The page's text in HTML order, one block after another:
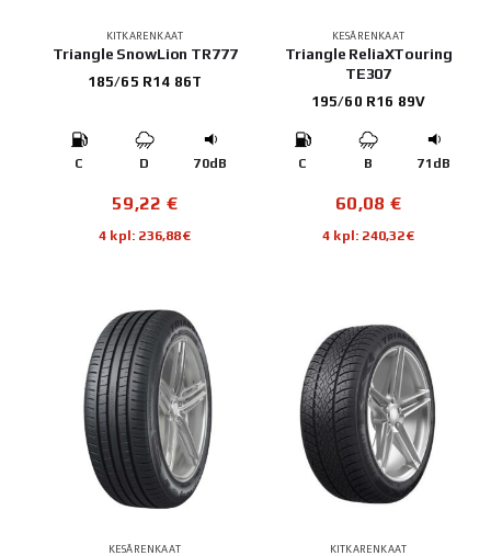
KITKARENKAAT
Triangle SnowLion TR777
185/65 R14 86T
C D 70dB
59,22 €
4 kpl: 236,88€
KESÄRENKAAT
Triangle ReliaXTouring
TE307
195/60 R16 89V
C B 71dB
60,08 €
4 kpl: 240,32€
KESÄRENKAAT KITKARENKAAT